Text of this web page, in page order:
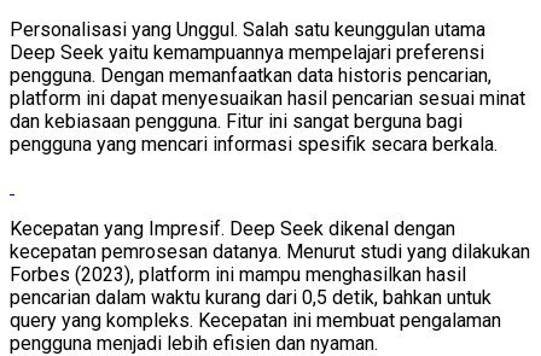
Personalisasi yang Unggul. Salah satu keunggulan utama
Deep Seek yaitu kemampuannya mempelajari preferensi
pengguna. Dengan memanfaatkan data historis pencarian,
platform ini dapat menyesuaikan hasil pencarian sesuai minat
dan kebiasaan pengguna. Fitur ini sangat berguna bagi
pengguna yang mencari informasi spesifik secara berkala.
Kecepatan yang Impresif. Deep Seek dikenal dengan
kecepatan pemrosesan datanya. Menurut studi yang dilakukan
Forbes (2023), platform ini mampu menghasilkan hasil
pencarian dalam waktu kurang dari 0,5 detik, bahkan untuk
query yang kompleks. Kecepatan ini membuat pengalaman
pengguna menjadi lebih efisien dan nyaman.